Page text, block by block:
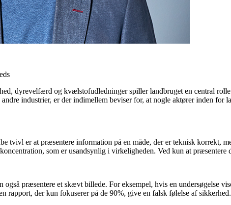
dyrevelfærd og kvælstofudledninger spiller landbruget en central
industrier, er der indimellem beviser for, at nogle aktører inden
tvivl er at præsentere information på en måde, der er teknisk korrekt,
som er usandsynlig i virkeligheden. Ved kun at
også præsentere et skævt billede. For eksempel, hvis en undersøgelse
rapport, der kun fokuserer på de 90%, give en falsk følelse af sikkerhed.